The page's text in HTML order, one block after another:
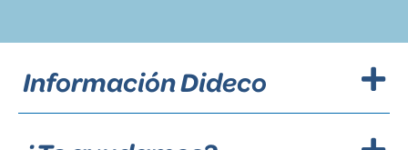
Información Dideco